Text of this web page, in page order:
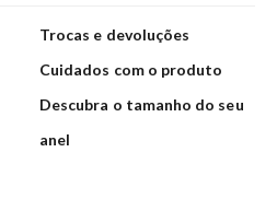
Trocas e devoluções
Cuidados com o produto
Descubra o tamanho do seu
anel